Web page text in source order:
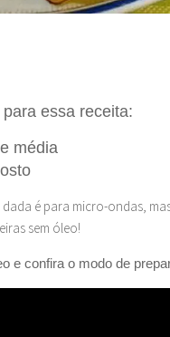
essa receita:
média
dada é para micro-ondas,
sem óleo!
e confira o modo de